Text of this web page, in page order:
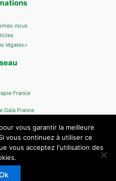
nous
légales>
France
Gaïa France
De Gaia
vous garantir la meilleure
vous continuez à utiliser ce
vous acceptez l'utilisation des